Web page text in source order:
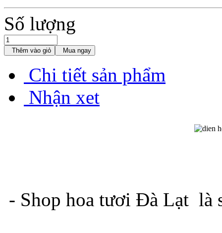
Số lượng
Thêm vào giỏ Mua ngay
Chi tiết sản phẩm
Nhận xet
- Shop hoa tươi Đà Lạt là